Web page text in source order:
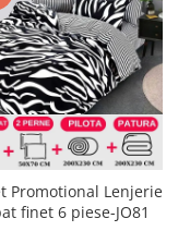
Promotional Lenjerie
finet 6 piese-JO81